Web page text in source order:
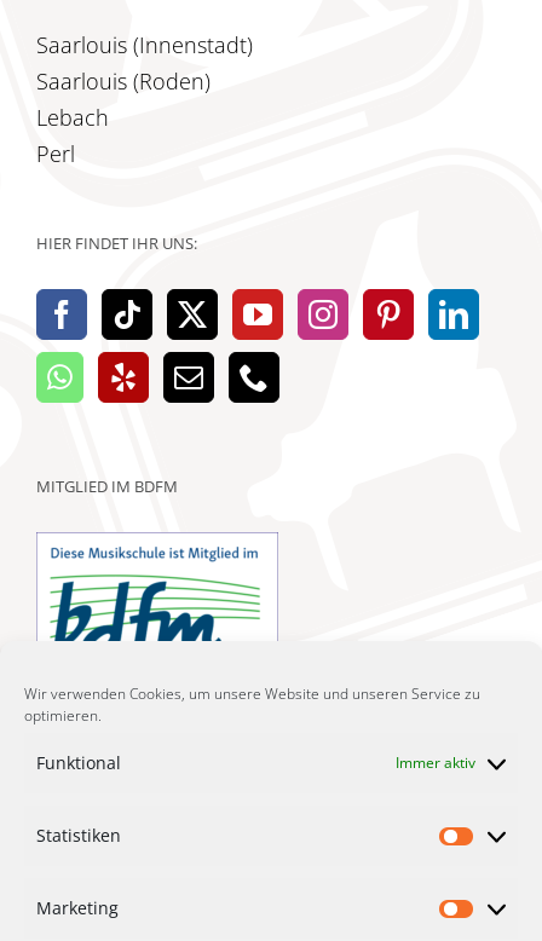
Wir verwenden Cookies, um unsere Website und unseren Service zu
optimieren.
Funktional Immer aktiv
Statistiken
Marketing
Saarlouis (Innenstadt)
Saarlouis (Roden)
Lebach
Perl
HIER FINDET IHR UNS:
MITGLIED IM BDFM
LIZENZIERTE MUSIKGARTEN-KURSE